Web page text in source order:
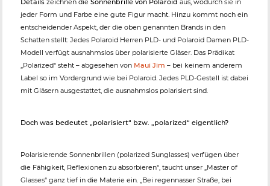
Details zeichnen die Sonnenbrille von Polaroid aus, wodurch sie in
jeder Form und Farbe eine gute Figur macht. Hinzu kommt noch ein
entscheidender Aspekt, der die oben genannten Brands in den
Schatten stellt: Jedes Polaroid Herren PLD- und Polaroid Damen PLD-
Modell verfügt ausnahmslos über polarisierte Gläser. Das Prädikat
„Polarized“ steht – abgesehen von Maui Jim – bei keinem anderem
Label so im Vordergrund wie bei Polaroid. Jedes PLD-Gestell ist dabei
mit Gläsern ausgestattet, die ausnahmslos polarisiert sind.
Doch was bedeutet „polarisiert“ bzw. „polarized“ eigentlich?
Polarisierende Sonnenbrillen (polarized Sunglasses) verfügen über
die Fähigkeit, Reflexionen zu absorbieren“, taucht unser „Master of
Glasses“ ganz tief in die Materie ein. „Bei regennasser Straße, bei